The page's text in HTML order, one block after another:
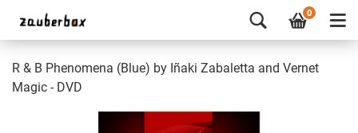
0
R & B Phenomena (Blue) by Iñaki Zabaletta and Vernet
Magic - DVD